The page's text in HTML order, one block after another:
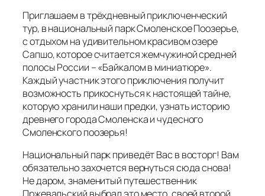
Приглашаем в трёхдневный приключенческий
тур, в национальный парк Смоленское Поозерье,
с отдыхом на удивительном красивом озере
Сапшо, которое считается жемчужиной средней
полосы России – «Байкалом в миниатюре».
Каждый участник этого приключения получит
возможность прикоснуться к настоящей тайне,
которую хранили наши предки, узнать историю
древнего города Смоленска и чудесного
Смоленского поозерья!
Национальный парк приведёт Вас в восторг! Вам
обязательно захочется вернуться сюда снова!
Не даром, знаменитый путешественник